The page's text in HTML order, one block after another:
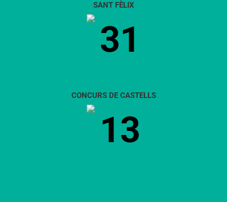
SANT FÈLIX
31
CONCURS DE CASTELLS
13